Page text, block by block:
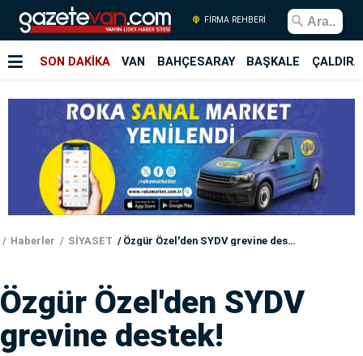
FİRMA REHBERİ
SON DAKİKA VAN BAHÇESARAY BAŞKALE
Haberler SİYASET Özgür Özel'den SYDV grevine destek!
Özgür Özel'den SYDV
grevine destek!